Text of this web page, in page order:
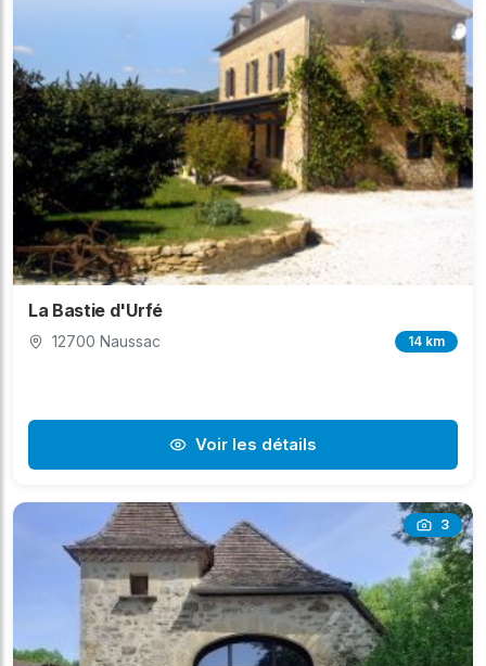
La Bastie d'Urfé
12700 Naussac 14 km
Voir les détails
3